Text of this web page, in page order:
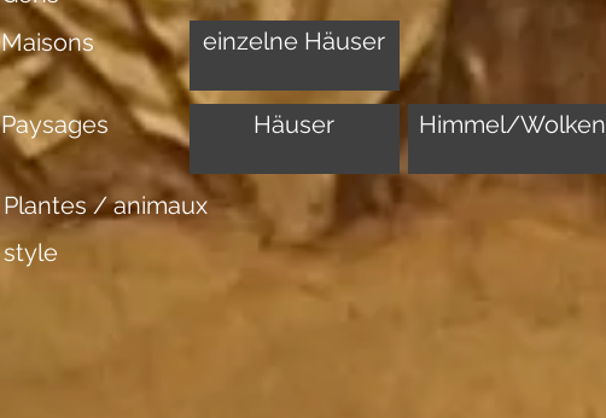
Maisons
einzelne Häuser
Paysages
Häuser Himmel/Wolken
Plantes / animaux
style